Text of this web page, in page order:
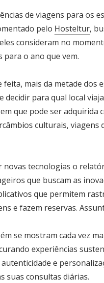
de viagens para os
pelo Hosteltur,
consideram no
para o ano que vem.
feita, mais da metade dos
decidir para qual local
que pode ser adquirida
culturais,
novas tecnologias o
que buscam as
que permitem
e fazem reservas.
se mostram cada vez
experiências
e
suas consultas diárias.